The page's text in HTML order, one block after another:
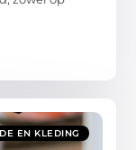
EN KLEDING